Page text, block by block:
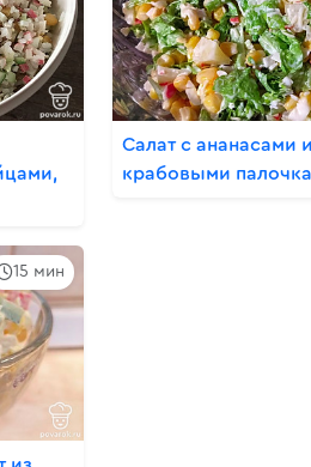
Салат с ананасами и
крабовыми
15 мин